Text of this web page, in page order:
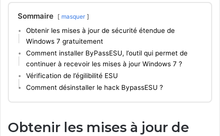
Sommaire masquer
Obtenir les mises à jour de sécurité étendue de
Windows 7 gratuitement
Comment installer ByPassESU, l’outil qui permet de
continuer à recevoir les mises à jour Windows 7 ?
Vérification de l’égilibilité ESU
Comment désinstaller le hack BypassESU ?
Obtenir les mises à jour de